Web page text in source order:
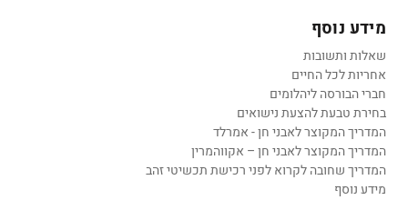
מידע נוסף
שאלות ותשובות
אחריות לכל החיים
חברי הבורסה ליהלומים
בחירת טבעת להצעת נישואים
המדריך המקוצר לאבני חן - אמרלד
המדריך המקוצר לאבני חן – אקווהמרין
המדריך שחובה לקרוא לפני רכישת תכשיטי זהב
מידע נוסף